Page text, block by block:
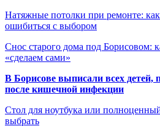
Натяжные потолки при ремонте:
ошибиться с выбором
Снос старого дома под Борисовом:
«сделаем сами»
В Борисове выписали всех детей,
после кишечной инфекции
Стол для ноутбука или
выбрать